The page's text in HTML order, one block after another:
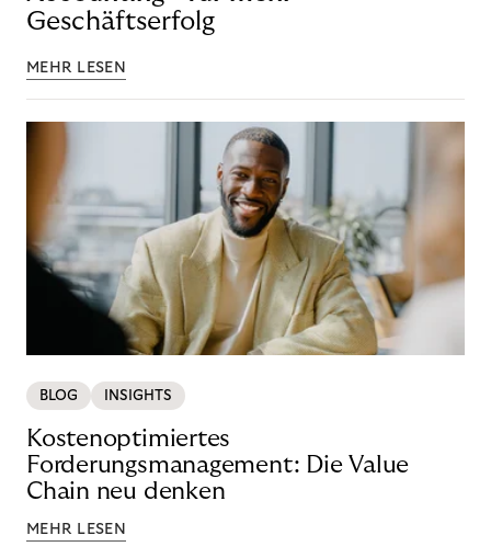
Geschäftserfolg
MEHR LESEN
BLOG INSIGHTS
Kostenoptimiertes
Forderungsmanagement: Die Value
Chain neu denken
MEHR LESEN